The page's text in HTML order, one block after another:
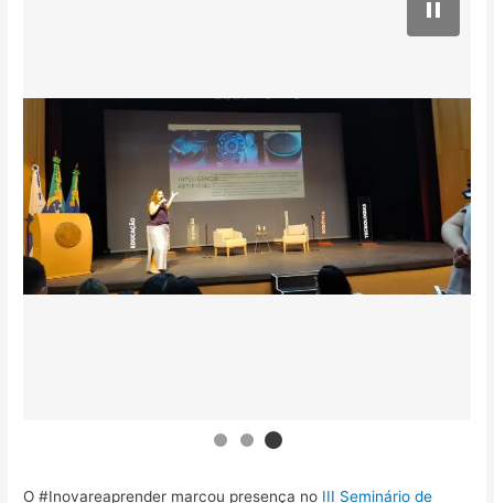
O #Inovareaprender marcou presença no III Seminário de